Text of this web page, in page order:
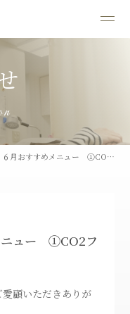
６月おすすめメニュー ①CO…
ニュー ①CO2フ
顧いただきありが